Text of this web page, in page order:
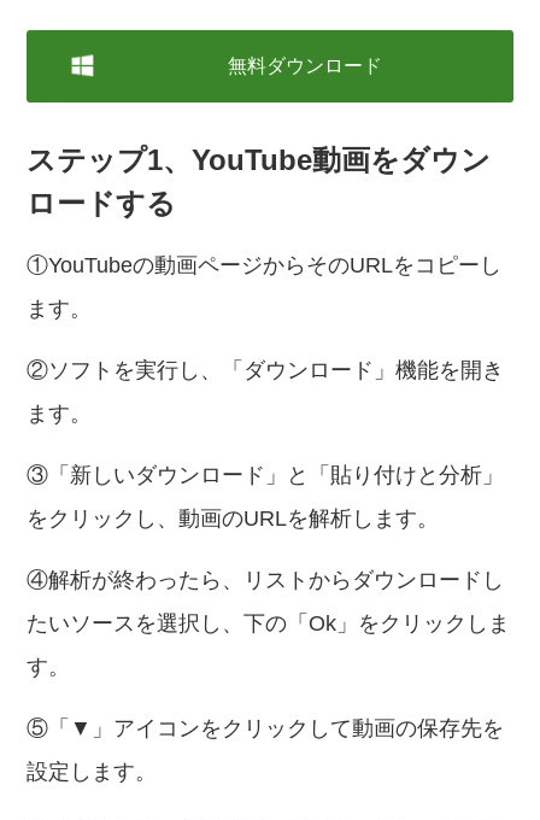
無料ダウンロード
ステップ1、YouTube動画をダウン
ロードする
①YouTubeの動画ページからそのURLをコピーし
ます。
②ソフトを実行し、「ダウンロード」機能を開き
ます。
③「新しいダウンロード」と「貼り付けと分析」
をクリックし、動画のURLを解析します。
④解析が終わったら、リストからダウンロードし
たいソースを選択し、下の「Ok」をクリックしま
す。
⑤「▼」アイコンをクリックして動画の保存先を
設定します。